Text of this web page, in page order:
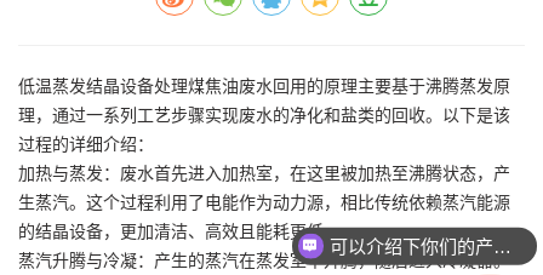
低温蒸发结晶设备处理煤焦油废水回用的原理主要基于沸腾蒸发原
理，通过一系列工艺步骤实现废水的净化和盐类的回收。以下是该
过程的详细介绍：
加热与蒸发：废水首先进入加热室，在这里被加热至沸腾状态，产
生蒸汽。这个过程利用了电能作为动力源，相比传统依赖蒸汽能源
的结晶设备，更加清洁、高效且能耗更低。
蒸汽升腾与冷凝：产生的蒸汽在蒸发室中升腾，随后进入冷凝器。